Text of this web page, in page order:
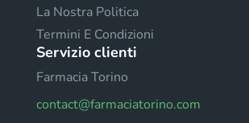
La Nostra Politica
Termini E Condizioni
Servizio clienti
Farmacia Torino
contact@farmaciatorino.com